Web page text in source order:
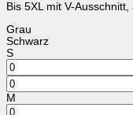
Bis 5XL mit V-
Grau
Schwarz
S
M